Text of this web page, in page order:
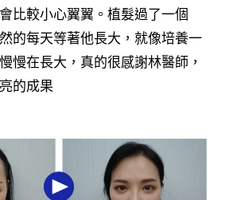
比較小心翼翼。植髮過了一個
的每天等著他長大，就像培養一
慢在長大，真的很感謝林醫師，
的成果